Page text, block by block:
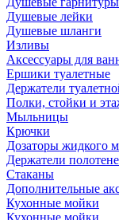
Душевые лейки
Душевые шланги
Изливы
Аксессуары для
Ершики туалетные
Держатели
Полки, стойки и
Мыльницы
Крючки
Дозаторы жидкого
Держатели
Стаканы
Дополнительные
Кухонные мойки
Кухонные мойки